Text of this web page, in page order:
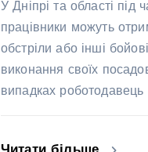
У Дніпрі та області під
працівники можуть
обстріли або інші
виконання своїх
випадках роботодавець